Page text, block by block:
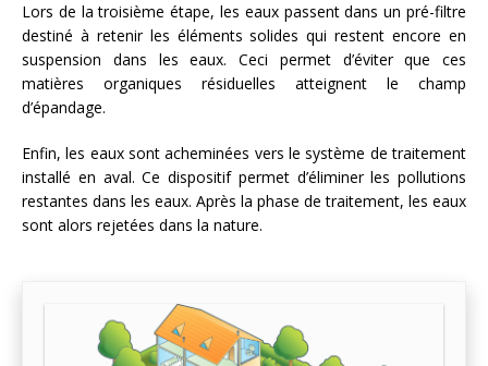
Lors de la troisième étape, les eaux passent dans un pré-filtre
destiné à retenir les éléments solides qui restent encore en
suspension dans les eaux. Ceci permet d’éviter que ces
matières organiques résiduelles atteignent le champ
d’épandage.
Enfin, les eaux sont acheminées vers le système de traitement
installé en aval. Ce dispositif permet d’éliminer les pollutions
restantes dans les eaux. Après la phase de traitement, les eaux
sont alors rejetées dans la nature.